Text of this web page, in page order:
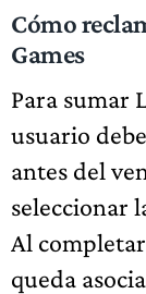
Cómo
Games
Para sumar
usuario
antes del
seleccionar
Al
queda